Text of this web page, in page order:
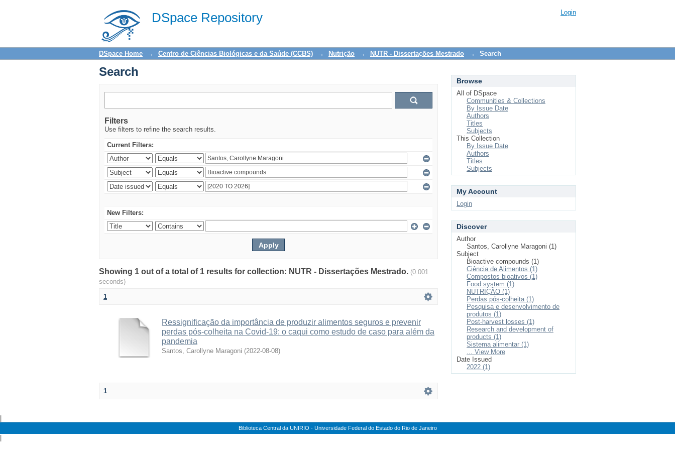
DSpace Repository
Search Login
DSpace Home → Centro de Ciências Biológicas e da Saúde (CCBS) → Nutrição → NUTR - Dissertações Mestrado → Search
Search
Filters
Use filters to refine the search results.
Current Filters:
New Filters:
Showing 1 out of a total of 1 results for collection: NUTR - Dissertações Mestrado. (0.001
seconds)
1
Ressignificação da importância de produzir alimentos seguros e prevenir
perdas pós-colheita na Covid-19: o caqui como estudo de caso para além da
pandemia
Santos, Carollyne Maragoni (2022-08-08)
1
Browse
All of DSpace
Communities & Collections
By Issue Date
Authors
Titles
Subjects
This Collection
By Issue Date
Authors
Titles
Subjects
My Account
Login
Discover
Author
Santos, Carollyne Maragoni (1)
Subject
Bioactive compounds (1)
Ciência de Alimentos (1)
Compostos bioativos (1)
Food system (1)
NUTRIÇÃO (1)
Perdas pós-colheita (1)
Pesquisa e desenvolvimento de
produtos (1)
Post-harvest losses (1)
Research and development of
products (1)
Sistema alimentar (1)
... View More
Date Issued
2022 (1)
Biblioteca Central da UNIRIO - Universidade Federal do Estado do Rio de Janeiro